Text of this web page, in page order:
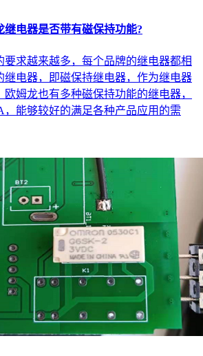
继电器是否带有磁保持功能?
要求越来越多，每个品牌的继电器都相
继电器，即磁保持继电器，作为继电器
姆龙也有多种磁保持功能的继电器，
，能够较好的满足各种产品应用的需